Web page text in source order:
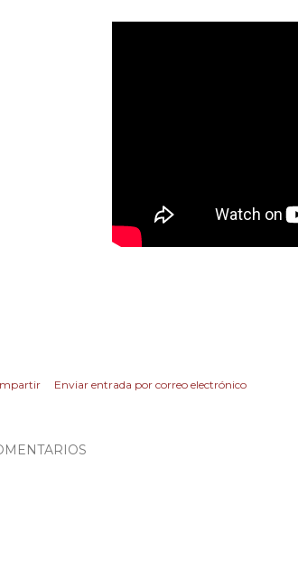
Enviar entrada por correo electrónico